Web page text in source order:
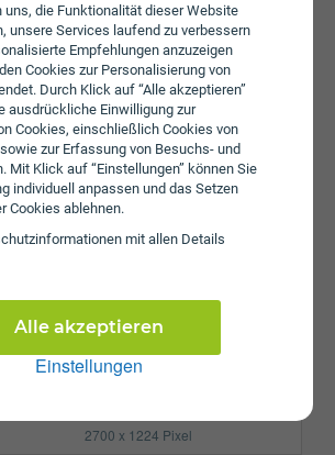
uns, die Funktionalität dieser Website
unsere Services laufend zu verbessern
Empfehlungen anzuzeigen
Cookies zur Personalisierung von
Durch Klick auf “Alle akzeptieren”
ausdrückliche Einwilligung zur
Cookies, einschließlich Cookies von
zur Erfassung von Besuchs- und
Mit Klick auf “Einstellungen” können Sie
individuell anpassen und das Setzen
Cookies ablehnen.
mit allen Details
Einstellungen
Alle akzeptieren
5200 mAh
Android 15
Octa-Core
12 GB
Nano-SIM
199g
2700 x 1224 Pixel